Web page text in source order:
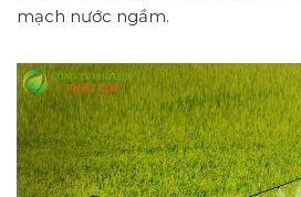
mạch nước ngầm.